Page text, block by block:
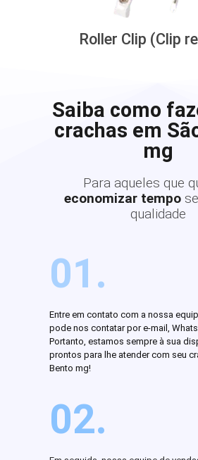
Roller Clip (Clip
Saiba como
crachas em
mg
Para aqueles que
economizar tempo
qualidade
01.
Entre em contato com a nossa
pode nos contatar por e-mail,
Portanto, estamos sempre à sua
prontos para lhe atender com seu
Bento mg!
02.